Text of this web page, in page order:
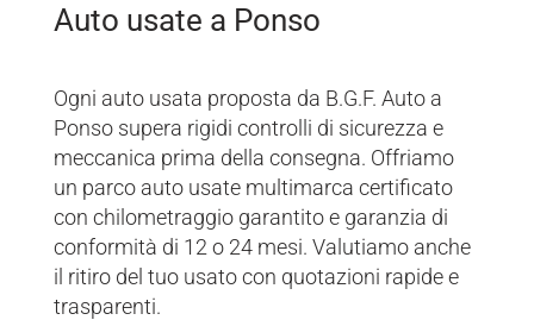
Auto usate a Ponso
Ogni auto usata proposta da B.G.F. Auto a
Ponso supera rigidi controlli di sicurezza e
meccanica prima della consegna. Offriamo
un parco auto usate multimarca certificato
con chilometraggio garantito e garanzia di
conformità di 12 o 24 mesi. Valutiamo anche
il ritiro del tuo usato con quotazioni rapide e
trasparenti.